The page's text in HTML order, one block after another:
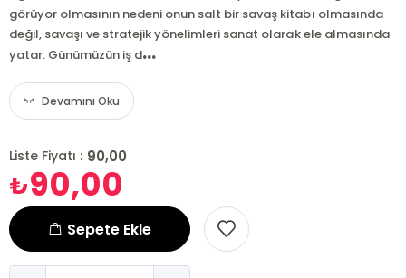
görüyor olmasının nedeni onun salt bir savaş kitabı olmasında
değil, savaşı ve stratejik yönelimleri sanat olarak ele almasında
yatar. Günümüzün iş d...
Devamını Oku
Liste Fiyatı : 90,00
₺90,00
Sepete Ekle